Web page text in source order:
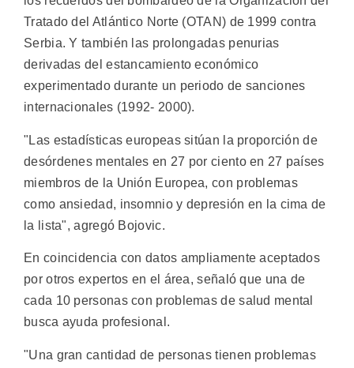
Tratado del Atlántico Norte (OTAN) de 1999 contra
Serbia. Y también las prolongadas penurias
derivadas del estancamiento económico
experimentado durante un periodo de sanciones
internacionales (1992- 2000).
"Las estadísticas europeas sitúan la proporción de
desórdenes mentales en 27 por ciento en 27 países
miembros de la Unión Europea, con problemas
como ansiedad, insomnio y depresión en la cima de
la lista", agregó Bojovic.
En coincidencia con datos ampliamente aceptados
por otros expertos en el área, señaló que una de
cada 10 personas con problemas de salud mental
busca ayuda profesional.
"Una gran cantidad de personas tienen problemas